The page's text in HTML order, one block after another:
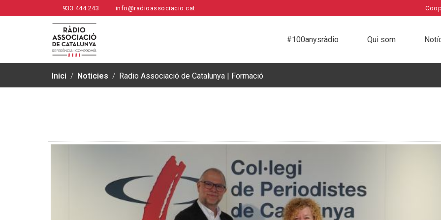
933 444 243 info@radioassociacio.cat
#100anysràdio Qui som
Inici / Noticies / Radio Associació de Catalunya | Formació